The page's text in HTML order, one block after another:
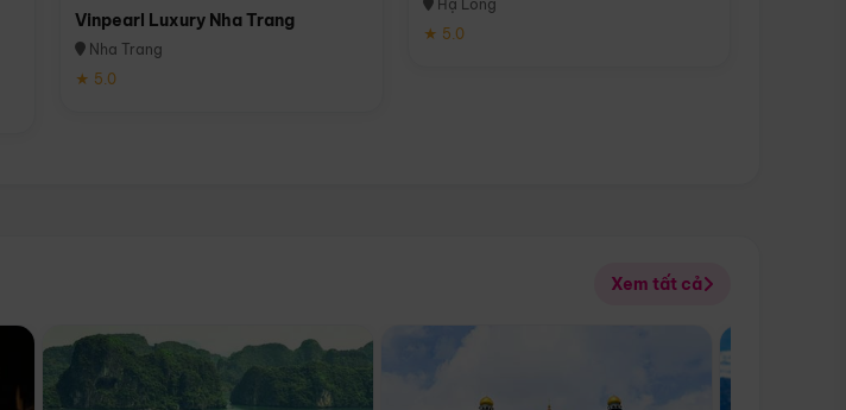
Vinpearl Luxury Nha Trang
Nha Trang
★ 5.0
Hạ Long
★ 5.0
Xem tất cả